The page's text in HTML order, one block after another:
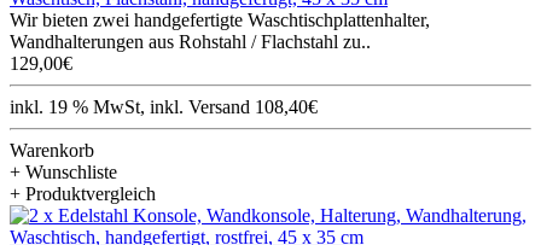
Wir bieten zwei handgefertigte Waschtischplattenhalter,
Wandhalterungen aus Rohstahl / Flachstahl zu..
129,00€
inkl. 19 % MwSt, inkl. Versand 108,40€
Warenkorb
+ Wunschliste
+ Produktvergleich